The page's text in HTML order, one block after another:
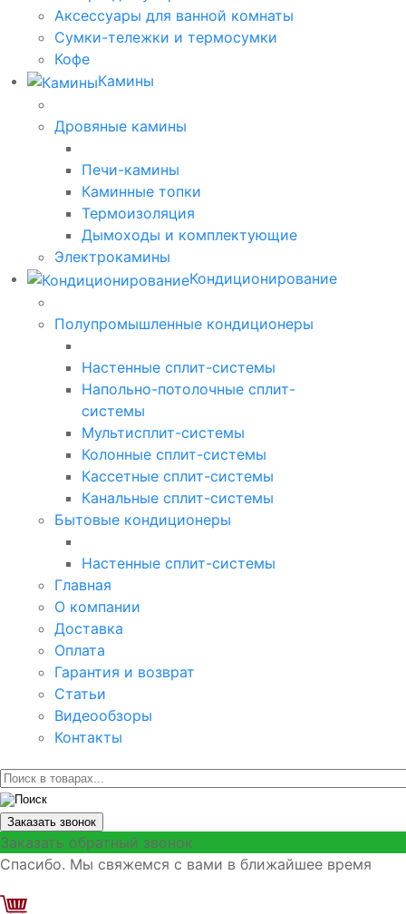
Аксессуары для ванной комнаты
Сумки-тележки и термосумки
Кофе
Камины
Дровяные камины
Печи-камины
Каминные топки
Термоизоляция
Дымоходы и комплектующие
Электрокамины
Кондиционирование
Полупромышленные кондиционеры
Настенные сплит-системы
Напольно-потолочные сплит-
системы
Мультисплит-системы
Колонные сплит-системы
Кассетные сплит-системы
Канальные сплит-системы
Бытовые кондиционеры
Настенные сплит-системы
Главная
О компании
Доставка
Оплата
Гарантия и возврат
Статьи
Видеообзоры
Контакты
Заказать звонок
Заказать обратный звонок
Спасибо. Мы свяжемся с вами в ближайшее время